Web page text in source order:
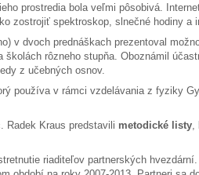
prostredia bola veľmi pôsobivá.
zostrojiť spektroskop, slnečné hodiny a
v dvoch prednáškach prezentoval
rôzneho stupňa. Oboznámil
z učebných osnov.
používa v rámci vzdelávania z fyziky
Radek Kraus predstavili metodické listy,
riaditeľov partnerských